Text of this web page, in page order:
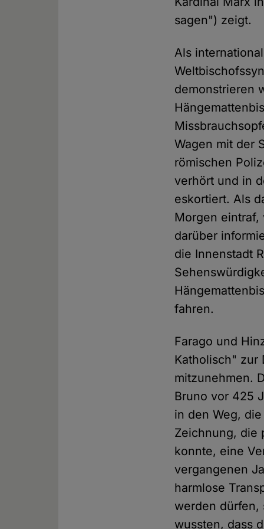
sagen") zeigt.
Als
demonstrieren
Wagen mit der
römischen
verhört und in
eskortiert. Als
Morgen
darüber
die Innenstadt
fahren.
Farago und
Katholisch" zur
mitzunehmen.
Bruno vor 425
in den Weg,
Zeichnung, die
konnte, eine
vergangenen
harmlose
werden dürfen,
wussten, dass